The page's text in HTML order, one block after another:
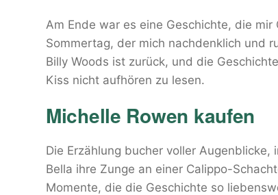
Am Ende war es eine Geschichte, die
Sommertag, der mich nachdenklich und
Billy Woods ist zurück, und die
Kiss nicht aufhören zu lesen.
Michelle Rowen kaufen
Die Erzählung bucher voller
Bella ihre Zunge an einer Calippo-
Momente, die die Geschichte so